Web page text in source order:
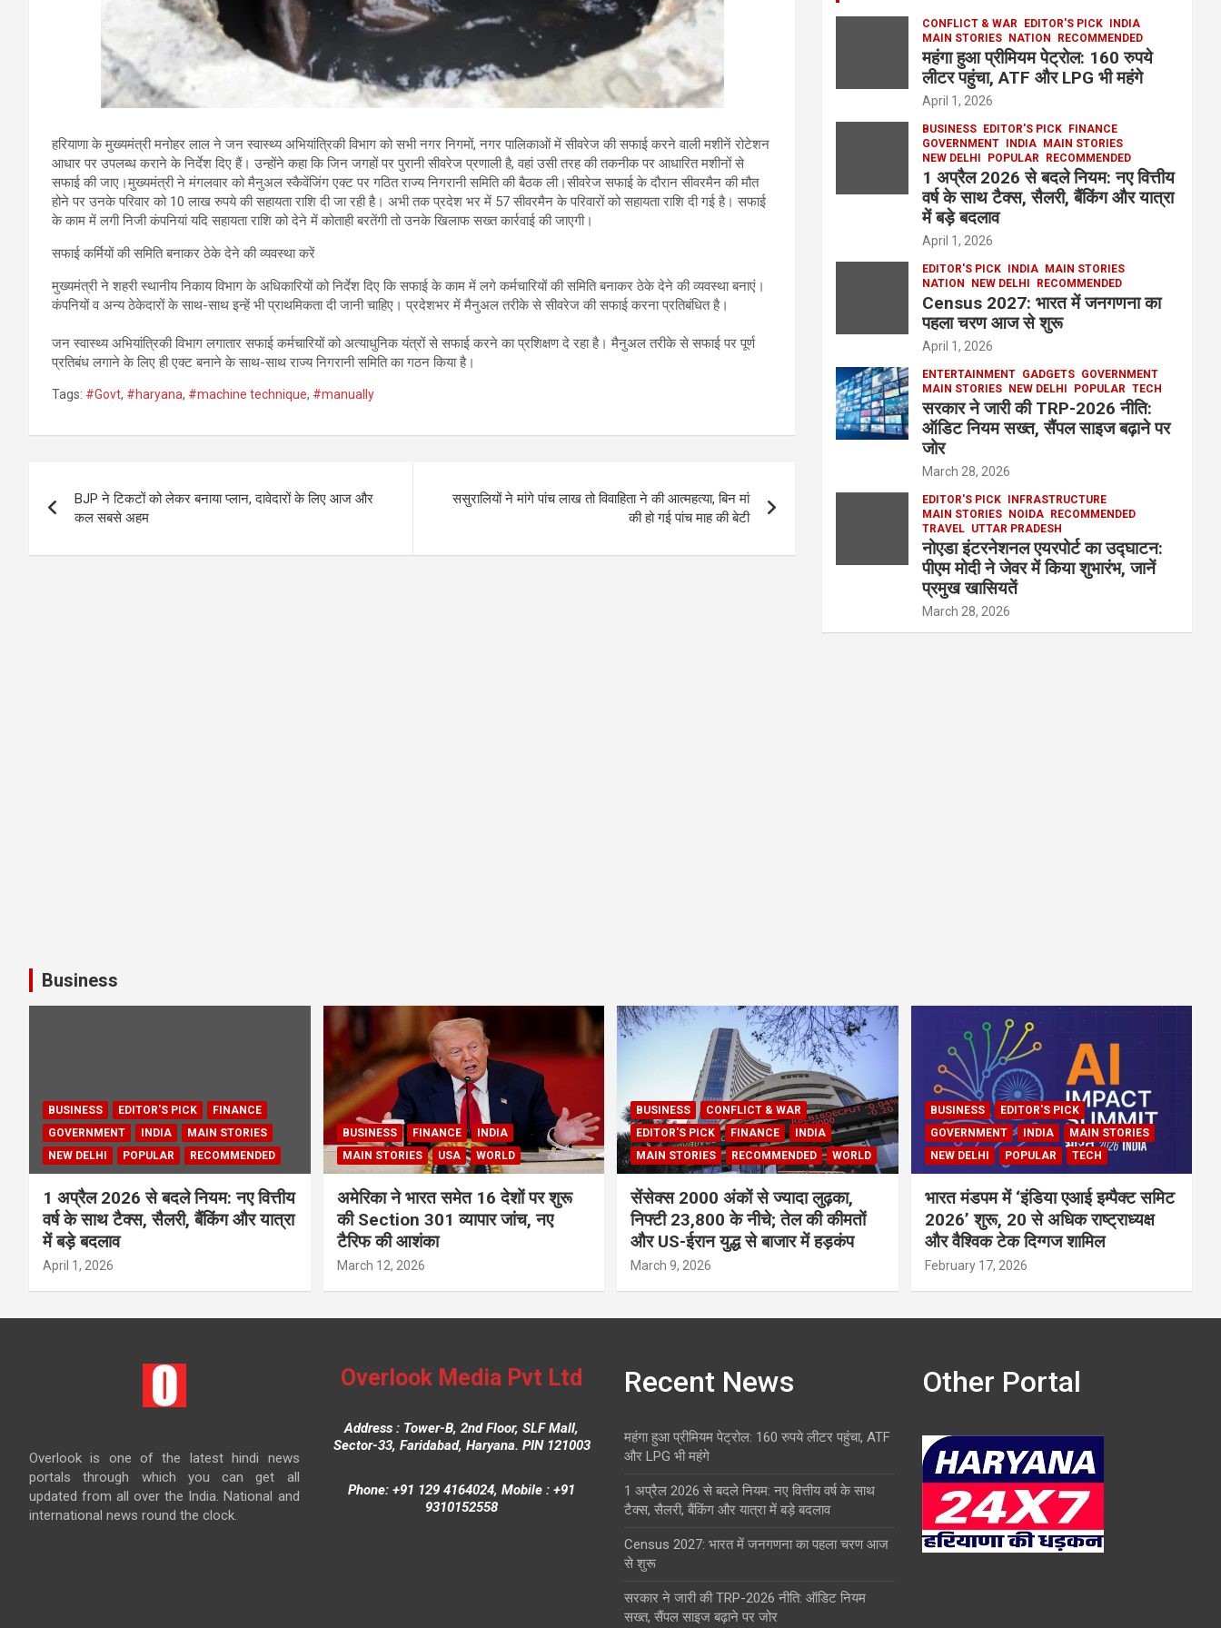
हरियाणा के मुख्यमंत्री मनोहर लाल ने जन स्वास्थ्य अभियांत्रिकी विभाग को सभी नगर निगमों, नगर पालिकाओं में सीवरेज की सफाई करने वाली मशीनें रोटेशन
आधार पर उपलब्ध कराने के निर्देश दिए हैं। उन्होंने कहा कि जिन जगहों पर पुरानी सीवरेज प्रणाली है, वहां उसी तरह की तकनीक पर आधारित मशीनों से
सफाई की जाए।मुख्यमंत्री ने मंगलवार को मैनुअल स्कैवेंजिंग एक्ट पर गठित राज्य निगरानी समिति की बैठक ली।सीवरेज सफाई के दौरान सीवरमैन की मौत
होने पर उनके परिवार को 10 लाख रुपये की सहायता राशि दी जा रही है। अभी तक प्रदेश भर में 57 सीवरमैन के परिवारों को सहायता राशि दी गई है। सफाई
के काम में लगी निजी कंपनियां यदि सहायता राशि को देने में कोताही बरतेंगी तो उनके खिलाफ सख्त कार्रवाई की जाएगी।
सफाई कर्मियों की समिति बनाकर ठेके देने की व्यवस्था करें
मुख्यमंत्री ने शहरी स्थानीय निकाय विभाग के अधिकारियों को निर्देश दिए कि सफाई के काम में लगे कर्मचारियों की समिति बनाकर ठेके देने की व्यवस्था बनाएं।
कंपनियों व अन्य ठेकेदारों के साथ-साथ इन्हें भी प्राथमिकता दी जानी चाहिए। प्रदेशभर में मैनुअल तरीके से सीवरेज की सफाई करना प्रतिबंधित है।
जन स्वास्थ्य अभियांत्रिकी विभाग लगातार सफाई कर्मचारियों को अत्याधुनिक यंत्रों से सफाई करने का प्रशिक्षण दे रहा है। मैनुअल तरीके से सफाई पर पूर्ण
प्रतिबंध लगाने के लिए ही एक्ट बनाने के साथ-साथ राज्य निगरानी समिति का गठन किया है।
Tags: #Govt, #haryana, #machine technique, #manually
navigation
BJP ने टिकटों को लेकर बनाया प्लान, दावेदारों के लिए आज और
कल सबसे अहम
ससुरालियों ने मांगे पांच लाख तो विवाहिता ने की आत्महत्या, बिन मां
की हो गई पांच माह की बेटी
CONFLICT & WAR EDITOR'S PICK INDIA
MAIN STORIES NATION RECOMMENDED
महंगा हुआ प्रीमियम पेट्रोल: 160 रुपये
लीटर पहुंचा, ATF और LPG भी महंगे
April 1, 2026
BUSINESS EDITOR'S PICK FINANCE
GOVERNMENT INDIA MAIN STORIES
NEW DELHI
POPULAR RECOMMENDED
1 अप्रैल 2026 से बदले नियम: नए वित्तीय
वर्ष के साथ टैक्स, सैलरी, बैंकिंग और यात्रा
में बड़े बदलाव
April 1, 2026
EDITOR'S PICK INDIA MAIN STORIES
NATION
NEW DELHI RECOMMENDED
Census 2027: भारत में जनगणना का
पहला चरण आज से शुरू
April 1, 2026
ENTERTAINMENT GADGETS GOVERNMENT
MAIN STORIES NEW DELHI POPULAR TECH
सरकार ने जारी की TRP-2026 नीति:
ऑडिट नियम सख्त, सैंपल साइज बढ़ाने पर
जोर
March 28, 2026
EDITOR'S PICK INFRASTRUCTURE
MAIN STORIES NOIDA RECOMMENDED
TRAVEL UTTAR PRADESH
नोएडा इंटरनेशनल एयरपोर्ट का उद्घाटन:
पीएम मोदी ने जेवर में किया शुभारंभ, जानें
प्रमुख खासियतें
March 28, 2026
Business
BUSINESS EDITOR'S PICK
FINANCE
GOVERNMENT
INDIA
MAIN STORIES
NEW DELHI
POPULAR RECOMMENDED
1 अप्रैल 2026 से बदले नियम: नए वित्तीय
वर्ष के साथ टैक्स, सैलरी, बैंकिंग और यात्रा
में बड़े बदलाव
April 1, 2026
BUSINESS FINANCE
INDIA
MAIN STORIES
USA WORLD
अमेरिका ने भारत समेत 16 देशों पर शुरू
की Section 301 व्यापार जांच, नए
टैरिफ की आशंका
March 12, 2026
BUSINESS
CONFLICT & WAR
EDITOR'S PICK
FINANCE
INDIA
MAIN STORIES
RECOMMENDED WORLD
सेंसेक्स 2000 अंकों से ज्यादा लुढ़का,
निफ्टी 23,800 के नीचे; तेल की कीमतों
और US-ईरान युद्ध से बाजार में हड़कंप
March 9, 2026
BUSINESS
EDITOR'S PICK
GOVERNMENT
INDIA
MAIN STORIES
NEW DELHI
POPULAR TECH
भारत मंडपम में ‘इंडिया एआई इम्पैक्ट समिट
2026’ शुरू, 20 से अधिक राष्ट्राध्यक्ष
और वैश्विक टेक दिग्गज शामिल
February 17, 2026
Overlook is one of the latest hindi news
portals through which you can get all
updated from all over the India. National and
international news round the clock.
Overlook Media Pvt Ltd
Address : Tower-B, 2nd Floor, SLF Mall,
Sector-33, Faridabad, Haryana. PIN 121003
Phone: +91 129 4164024, Mobile : +91
9310152558
Recent News
महंगा हुआ प्रीमियम पेट्रोल: 160 रुपये लीटर पहुंचा, ATF
और LPG भी महंगे
1 अप्रैल 2026 से बदले नियम: नए वित्तीय वर्ष के साथ
टैक्स, सैलरी, बैंकिंग और यात्रा में बड़े बदलाव
Census 2027: भारत में जनगणना का पहला चरण आज
से शुरू
सरकार ने जारी की TRP-2026 नीति: ऑडिट नियम
सख्त, सैंपल साइज बढ़ाने पर जोर
Other Portal